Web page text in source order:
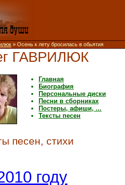
» Осень к лету бросилась в обьятия
ГАВРИЛЮК
Главная
Биография
Персональные диски
Песни в сборниках
Постеры, афиши, ...
Тексты песен
песен, стихи
году